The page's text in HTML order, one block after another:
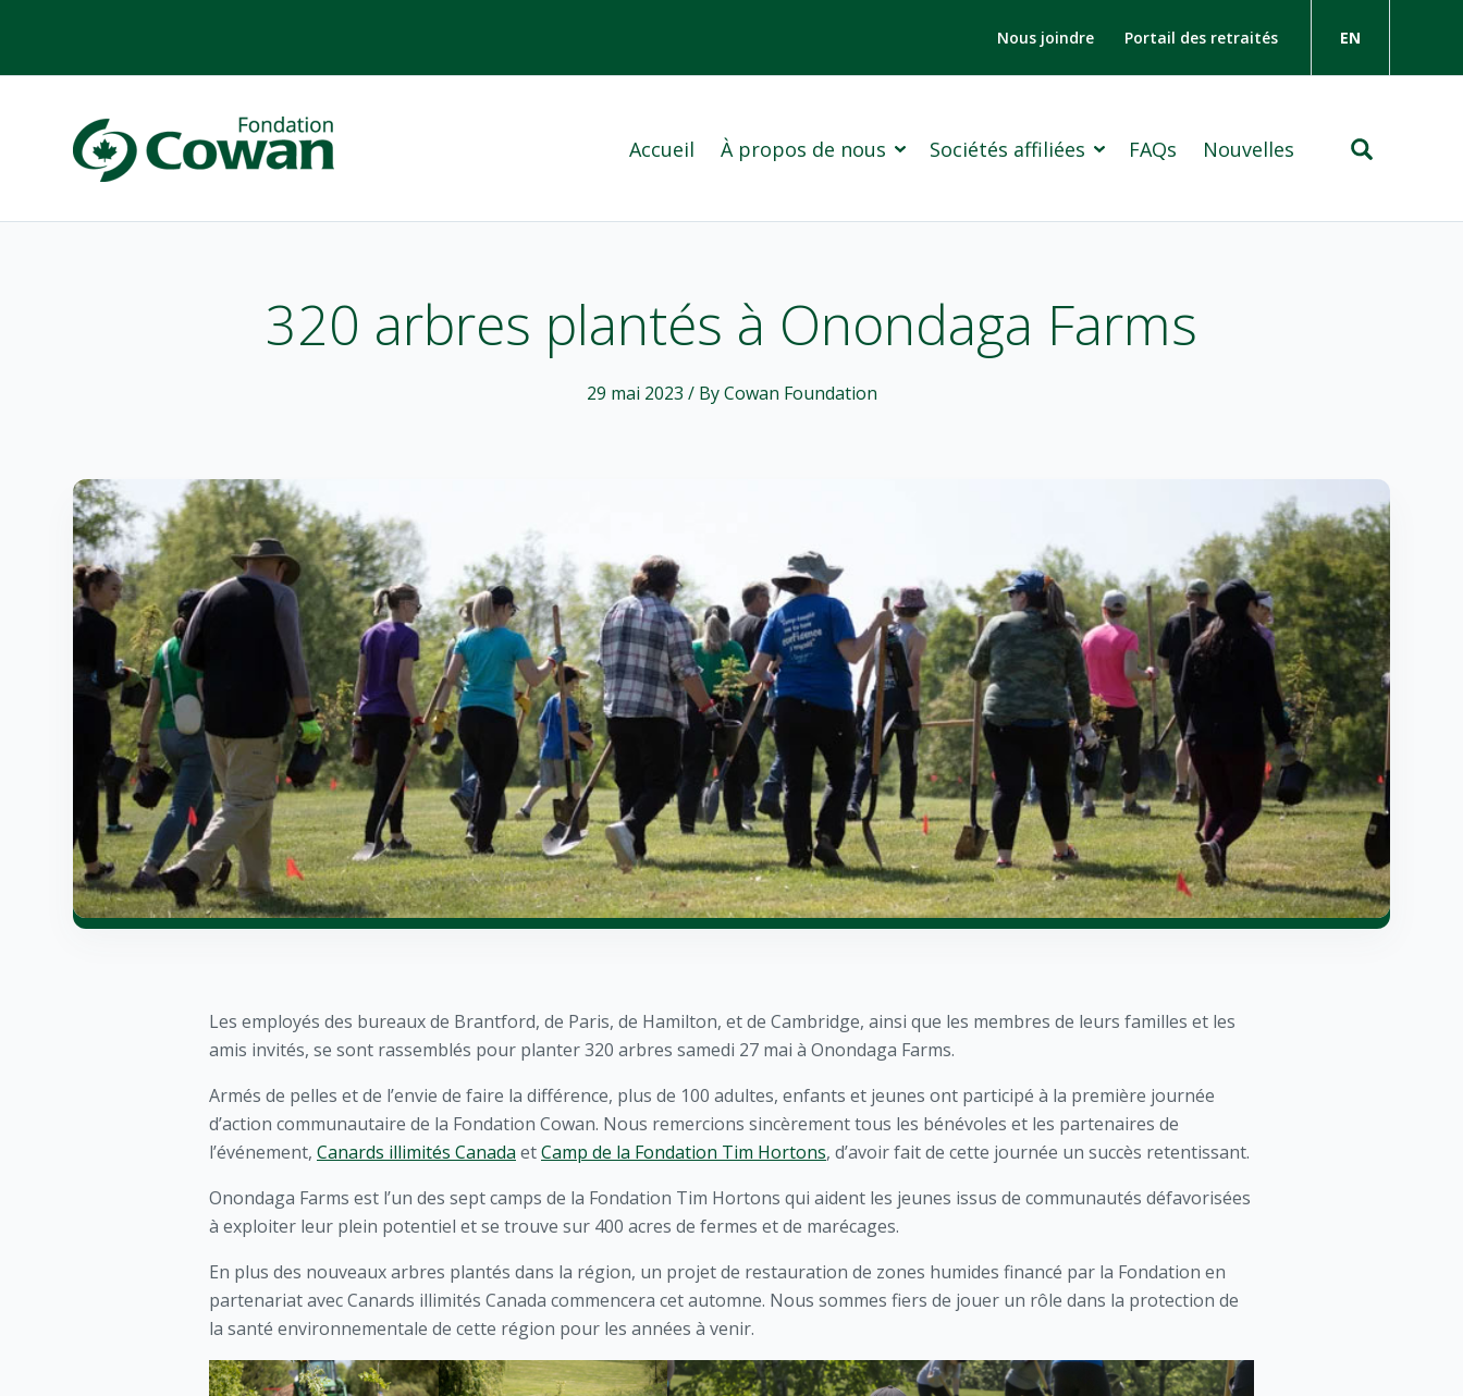
Nous joindre Portail des retraités EN
Accueil À propos de nous Sociétés affiliées
Groupe Assurance Cowan
FAQs Nouvelles
320 arbres plantés à Onondaga Farms
29 mai 2023 / By Cowan Foundation
Les employés des bureaux de Brantford, de Paris, de Hamilton, et de Cambridge, ainsi que les membres de leurs familles et les
amis invités, se sont rassemblés pour planter 320 arbres samedi 27 mai à Onondaga Farms.
Armés de pelles et de l’envie de faire la différence, plus de 100 adultes, enfants et jeunes ont participé à la première journée
d’action communautaire de la Fondation Cowan. Nous remercions sincèrement tous les bénévoles et les partenaires de
l’événement, Canards illimités Canada etCamp de la Fondation Tim Hortons, d’avoir fait de cette journée un succès retentissant.
Onondaga Farms est l’un des sept camps de la Fondation Tim Hortons qui aident les jeunes issus de communautés défavorisées
à exploiter leur plein potentiel et se trouve sur 400 acres de fermes et de marécages.
En plus des nouveaux arbres plantés dans la région, un projet de restauration de zones humides financé par la Fondation en
partenariat avec Canards illimités Canada commencera cet automne. Nous sommes fiers de jouer un rôle dans la protection de
la santé environnementale de cette région pour les années à venir.